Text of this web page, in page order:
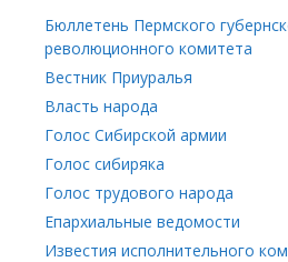
Бюллетень Пермского
революционного комитета
Вестник Приуралья
Власть народа
Голос Сибирской армии
Голос сибиряка
Голос трудового народа
Епархиальные ведомости
Известия исполнительного